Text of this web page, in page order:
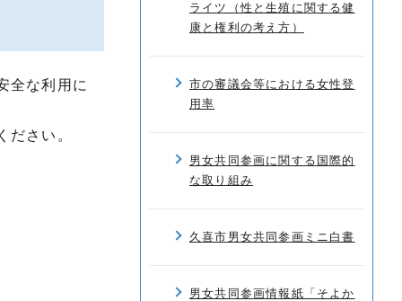
全な利用に
ださい。
ライツ（性と生殖に関する健
康と権利の考え方）
市の審議会等における女性登
用率
男女共同参画に関する国際的
な取り組み
久喜市男女共同参画ミニ白書
男女共同参画情報紙「そよか